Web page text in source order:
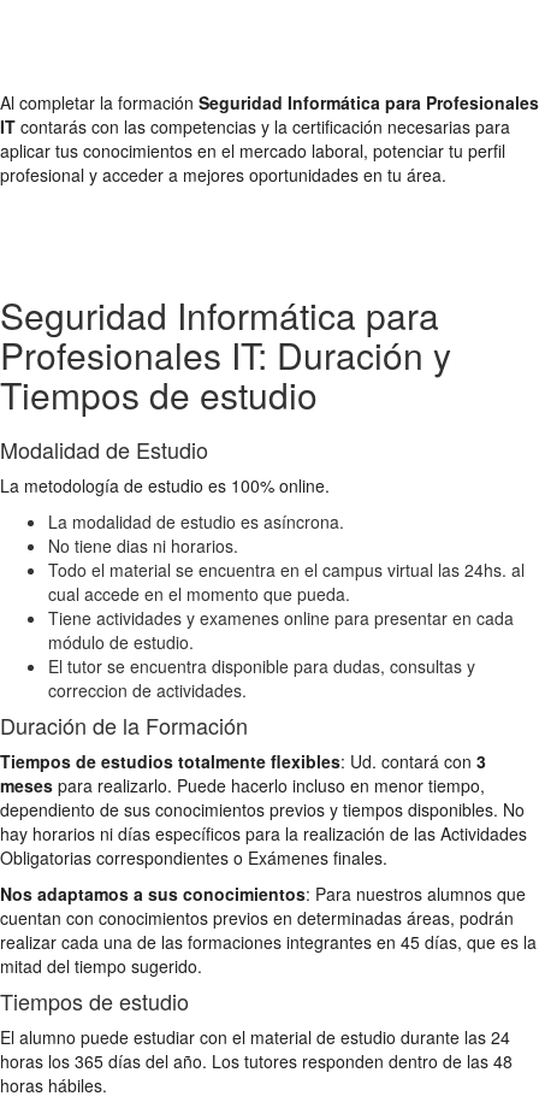
Al completar la formación Seguridad Informática para Profesionales
IT contarás con las competencias y la certificación necesarias para
aplicar tus conocimientos en el mercado laboral, potenciar tu perfil
profesional y acceder a mejores oportunidades en tu área.
Seguridad Informática para
Profesionales IT: Duración y
Tiempos de estudio
Modalidad de Estudio
La metodología de estudio es 100% online.
La modalidad de estudio es asíncrona.
No tiene dias ni horarios.
Todo el material se encuentra en el campus virtual las 24hs. al
cual accede en el momento que pueda.
Tiene actividades y examenes online para presentar en cada
módulo de estudio.
El tutor se encuentra disponible para dudas, consultas y
correccion de actividades.
Duración de la Formación
Tiempos de estudios totalmente flexibles: Ud. contará con 3
meses para realizarlo. Puede hacerlo incluso en menor tiempo,
dependiento de sus conocimientos previos y tiempos disponibles. No
hay horarios ni días específicos para la realización de las Actividades
Obligatorias correspondientes o Exámenes finales.
Nos adaptamos a sus conocimientos: Para nuestros alumnos que
cuentan con conocimientos previos en determinadas áreas, podrán
realizar cada una de las formaciones integrantes en 45 días, que es la
mitad del tiempo sugerido.
Tiempos de estudio
El alumno puede estudiar con el material de estudio durante las 24
horas los 365 días del año. Los tutores responden dentro de las 48
horas hábiles.